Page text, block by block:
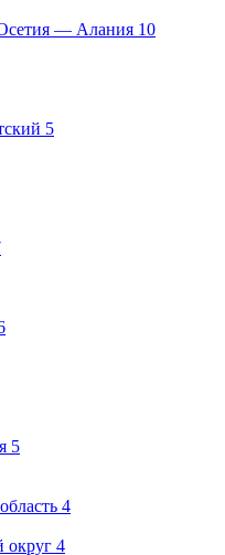
— Алания 10
5
5
4
округ 4